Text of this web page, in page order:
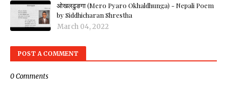
ओखलढुङगा (Mero Pyaro Okhaldhunga) - Nepali Poem
by Siddhicharan Shrestha
March 04, 2022
POST A COMMENT
0 Comments